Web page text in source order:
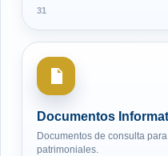
31
Documentos
Documentos de consulta
patrimoniales.